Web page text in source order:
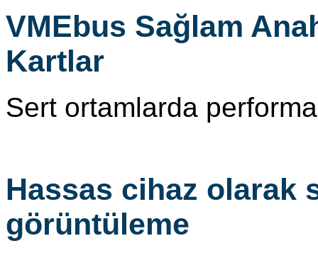
VMEbus Sağlam
Kartlar
Sert ortamlarda
Hassas cihaz olarak
görüntüleme